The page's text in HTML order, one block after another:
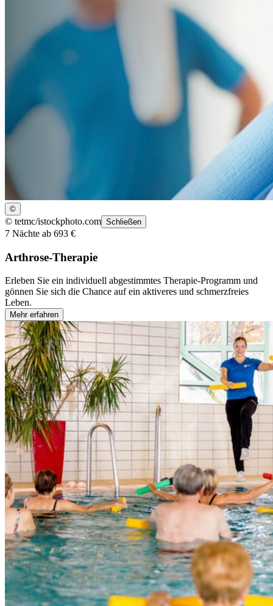
©
© tetmc/istockphoto.com Schließen
7 Nächte ab 693 €
Arthrose-Therapie
Erleben Sie ein individuell abgestimmtes Therapie-Programm und
gönnen Sie sich die Chance auf ein aktiveres und schmerzfreies
Leben.
Mehr erfahren